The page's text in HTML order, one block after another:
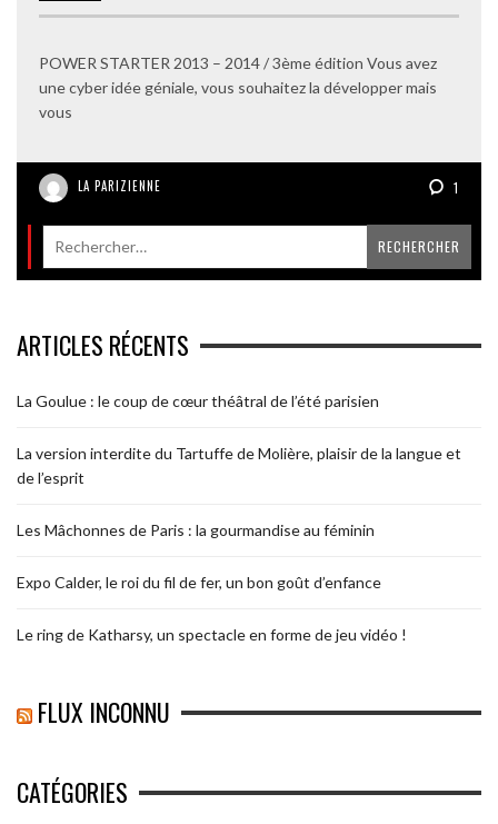
POWER STARTER 2013 – 2014 / 3ème édition Vous avez
une cyber idée géniale, vous souhaitez la développer mais
vous
LA PARIZIENNE 1
ARTICLES RÉCENTS
La Goulue : le coup de cœur théâtral de l’été parisien
La version interdite du Tartuffe de Molière, plaisir de la langue et
de l’esprit
Les Mâchonnes de Paris : la gourmandise au féminin
Expo Calder, le roi du fil de fer, un bon goût d’enfance
Le ring de Katharsy, un spectacle en forme de jeu vidéo !
FLUX INCONNU
CATÉGORIES